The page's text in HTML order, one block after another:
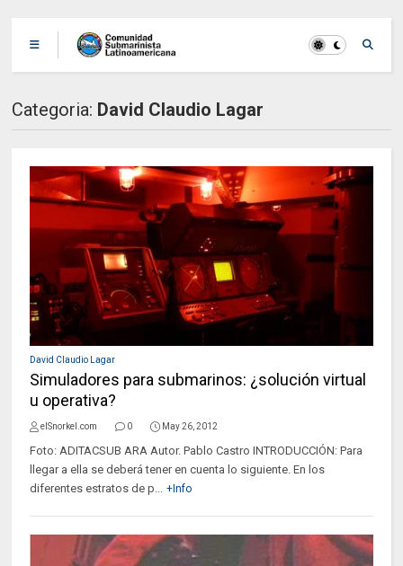
Categoria: David Claudio Lagar
David Claudio Lagar
Simuladores para submarinos: ¿solución virtual
u operativa?
elSnorkel.com 0 May 26, 2012
Foto: ADITACSUB ARA Autor. Pablo Castro INTRODUCCIÓN: Para
llegar a ella se deberá tener en cuenta lo siguiente. En los
diferentes estratos de p... +Info